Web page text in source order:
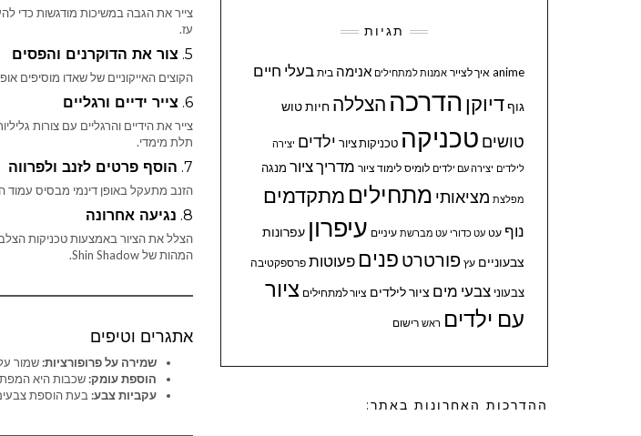
צייר את הגבה במשיכות מודגשות כדי
עז.
5. צור את הדוקרנים והפסים
הקוצים האייקוניים של שאדו מוסיפים
6. צייר ידיים ורגליים
צייר את הידיים והרגליים עם צורות
תלת מימדי.
7. הוסף פרטים לזנב ולפרווה
הזנב מתעקל באופן דינמי מבסיס עמוד
8. נגיעה אחרונה
הצלל את הציור באמצעות טכניקות
המהות של Shin Shadow.
אתגרים וטיפים
שמירה על פרופורציות: שמור
הוספת עומק: שכבות היא
עקביות צבע: בעת הוספת
תגיות
anime איך לצייר אמנות למתחילים אנימה בית בעלי חיים
גוףדיוקן הדרכה הצללה חיותטוש
טושים טכניקה טכניקות ציור ילדים יצירה
לילדים יצירה עם ילדים לומיס לימוד ציור מדריך ציור מנגה
מפלצת מציאותי מתחילים מתקדמים
נוף עט עט כדורי עט מברשת עיניים עיפרון עפרונות
צבעוניים עץ פורטרט פנים פעוטות פרספקטיבה
צבעוני צבעי מים ציור לילדים ציור למתחילים ציור
עם ילדים ראש רישום
ההדרכות האחרונות באתר: